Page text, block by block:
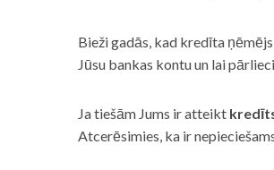
Bieži gadās, kad kredīta
Jūsu bankas kontu un lai
Ja tiešām Jums ir atteikt
Atcerēsimies, ka ir